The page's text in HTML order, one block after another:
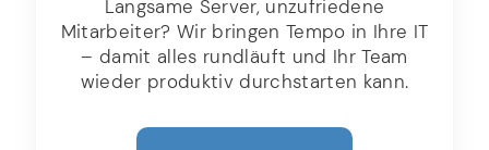
Langsame Server, unzufriedene
Mitarbeiter? Wir bringen Tempo in Ihre IT
– damit alles rundläuft und Ihr Team
wieder produktiv durchstarten kann.